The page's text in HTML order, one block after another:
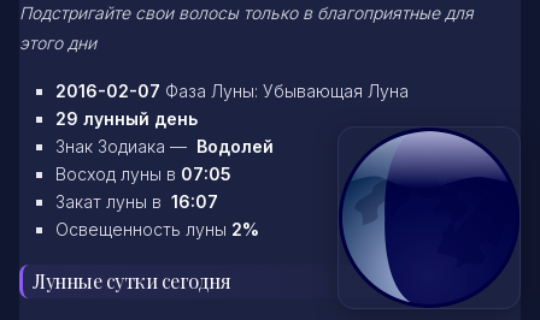
Подстригайте свои волосы только в благоприятные для
этого дни
2016-02-07 Фаза Луны: Убывающая Луна
29 лунный день
Знак Зодиака — Водолей
Восход луны в 07:05
Закат луны в 16:07
Освещенность луны 2%
Лунные сутки сегодня